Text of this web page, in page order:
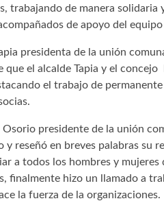
trabajando de manera solidaria
de apoyo del
presidenta de la unión
que el alcalde Tapia y el
el trabajo de
presidente de la unión
y reseñó en breves palabras su
a todos los hombres y
finalmente hizo un llamado a
la fuerza de la organizaciones.